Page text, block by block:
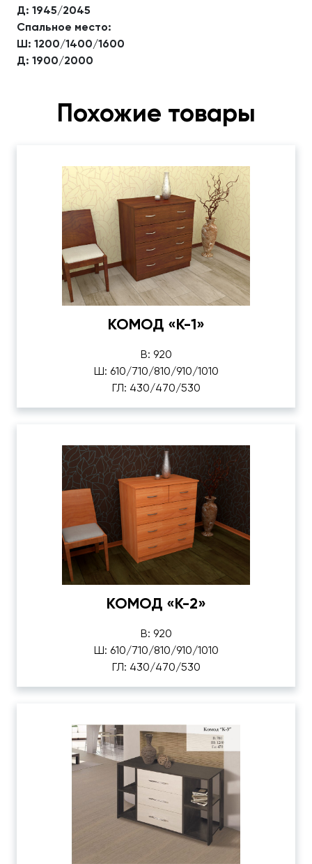
Д: 1945/2045
Спальное место:
Ш: 1200/1400/1600
Д: 1900/2000
Похожие товары
КОМОД «К-1»
В: 920
Ш: 610/710/810/910/1010
ГЛ: 430/470/530
КОМОД «К-2»
В: 920
Ш: 610/710/810/910/1010
ГЛ: 430/470/530